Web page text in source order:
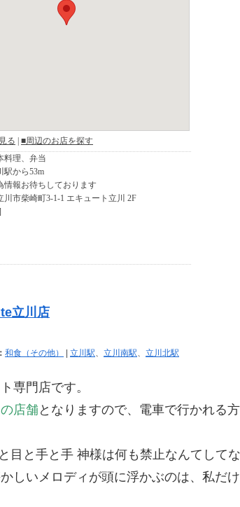
立川店
和食（その他） 立川駅、 立川南駅、 立川北駅
専門店です。
店舗 となりますので、電車で行かれる
目と手と手 神様は何も禁止なんてして
しいメロディが頭に浮かぶのは、私だけ